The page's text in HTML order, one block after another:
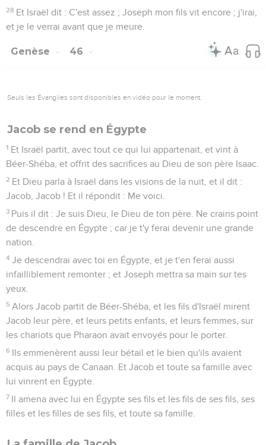
28 Et Israël dit : C'est assez ; Joseph mon fils vit encore ; j'irai,
et je le verrai avant que je meure.
Genèse 46
Seuls les Évangiles sont disponibles en vidéo pour le moment.
Jacob se rend en Égypte
1 Et Israël partit, avec tout ce qui lui appartenait, et vint à
Béer-Shéba, et offrit des sacrifices au Dieu de son père Isaac.
2 Et Dieu parla à Israël dans les visions de la nuit, et il dit :
Jacob, Jacob ! Et il répondit : Me voici.
3 Puis il dit : Je suis Dieu, le Dieu de ton père. Ne crains point
de descendre en Égypte ; car je t'y ferai devenir une grande
nation.
4 Je descendrai avec toi en Égypte, et je t'en ferai aussi
infailliblement remonter ; et Joseph mettra sa main sur tes
yeux.
5 Alors Jacob partit de Béer-Shéba, et les fils d'Israël mirent
Jacob leur père, et leurs petits enfants, et leurs femmes, sur
les chariots que Pharaon avait envoyés pour le porter.
6 Ils emmenèrent aussi leur bétail et le bien qu'ils avaient
acquis au pays de Canaan. Et Jacob et toute sa famille avec
lui vinrent en Égypte.
7 Il amena avec lui en Égypte ses fils et les fils de ses fils, ses
filles et les filles de ses fils, et toute sa famille.